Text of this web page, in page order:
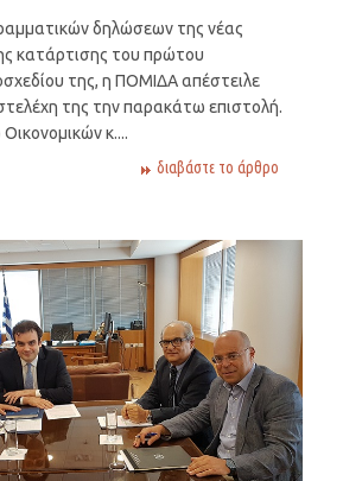
δηλώσεων της νέας
κατάρτισης του πρώτου
της, η ΠΟΜΙΔΑ απέστειλε
της την παρακάτω επιστολή.
κ....
διαβάστε το άρθρο